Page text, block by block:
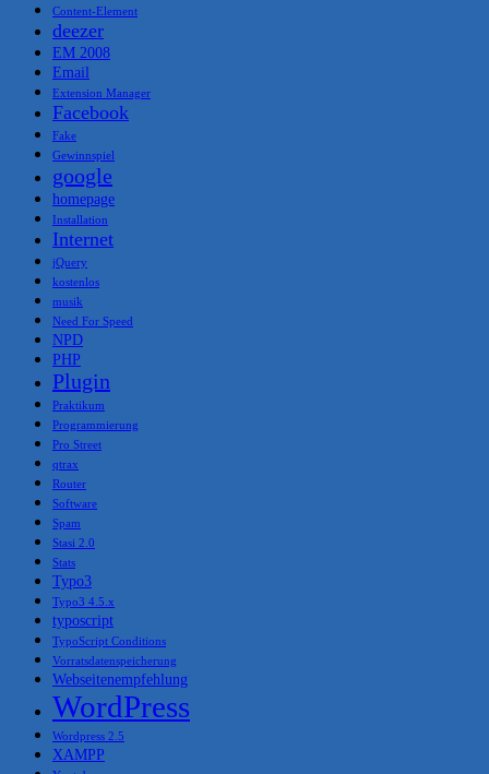
Content-Element
deezer
EM 2008
Email
Extension Manager
Facebook
Fake
Gewinnspiel
google
homepage
Installation
Internet
jQuery
kostenlos
musik
Need For Speed
NPD
PHP
Plugin
Praktikum
Programmierung
Pro Street
qtrax
Router
Software
Spam
Stasi 2.0
Stats
Typo3
Typo3 4.5.x
typoscript
TypoScript Conditions
Vorratsdatenspeicherung
Webseitenempfehlung
WordPress
Wordpress 2.5
XAMPP